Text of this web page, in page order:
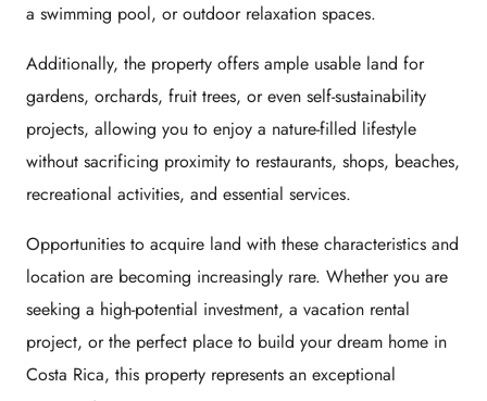
a swimming pool, or outdoor relaxation spaces.
Additionally, the property offers ample usable land for
gardens, orchards, fruit trees, or even self-sustainability
projects, allowing you to enjoy a nature-filled lifestyle
without sacrificing proximity to restaurants, shops, beaches,
recreational activities, and essential services.
Opportunities to acquire land with these characteristics and
location are becoming increasingly rare. Whether you are
seeking a high-potential investment, a vacation rental
project, or the perfect place to build your dream home in
Costa Rica, this property represents an exceptional